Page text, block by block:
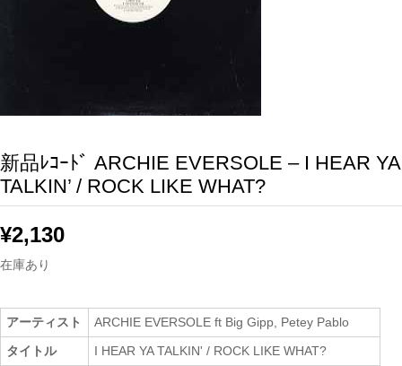
新品ﾚｺｰﾄﾞ ARCHIE EVERSOLE – I HEAR YA
TALKIN’ / ROCK LIKE WHAT?
¥2,130
在庫あり
アーティスト
ARCHIE EVERSOLE ft Big Gipp, Petey Pablo
タイトル
I HEAR YA TALKIN' / ROCK LIKE WHAT?